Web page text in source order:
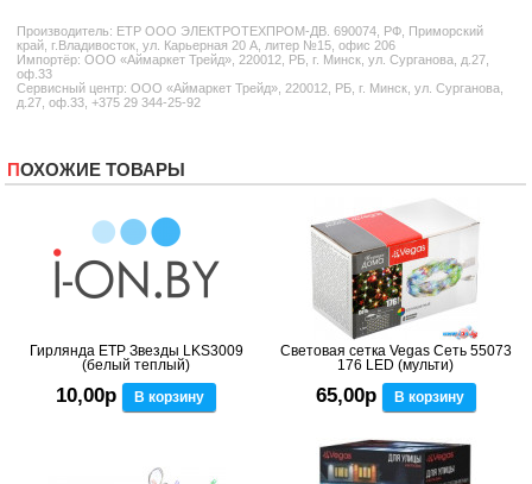
Производитель: ETP ООО ЭЛЕКТРОТЕХПРОМ-ДВ. 690074, РФ, Приморский
край, г.Владивосток, ул. Карьерная 20 А, литер №15, офис 206
Импортёр: ООО «Аймаркет Трейд», 220012, РБ, г. Минск, ул. Сурганова, д.27,
оф.33
Сервисный центр: ООО «Аймаркет Трейд», 220012, РБ, г. Минск, ул. Сурганова,
д.27, оф.33, +375 29 344-25-92
ПОХОЖИЕ ТОВАРЫ
Гирлянда ETP Звезды LKS3009
(белый теплый)
10,00р В корзину
Световая сетка Vegas Сеть 55073
176 LED (мульти)
65,00р В корзину